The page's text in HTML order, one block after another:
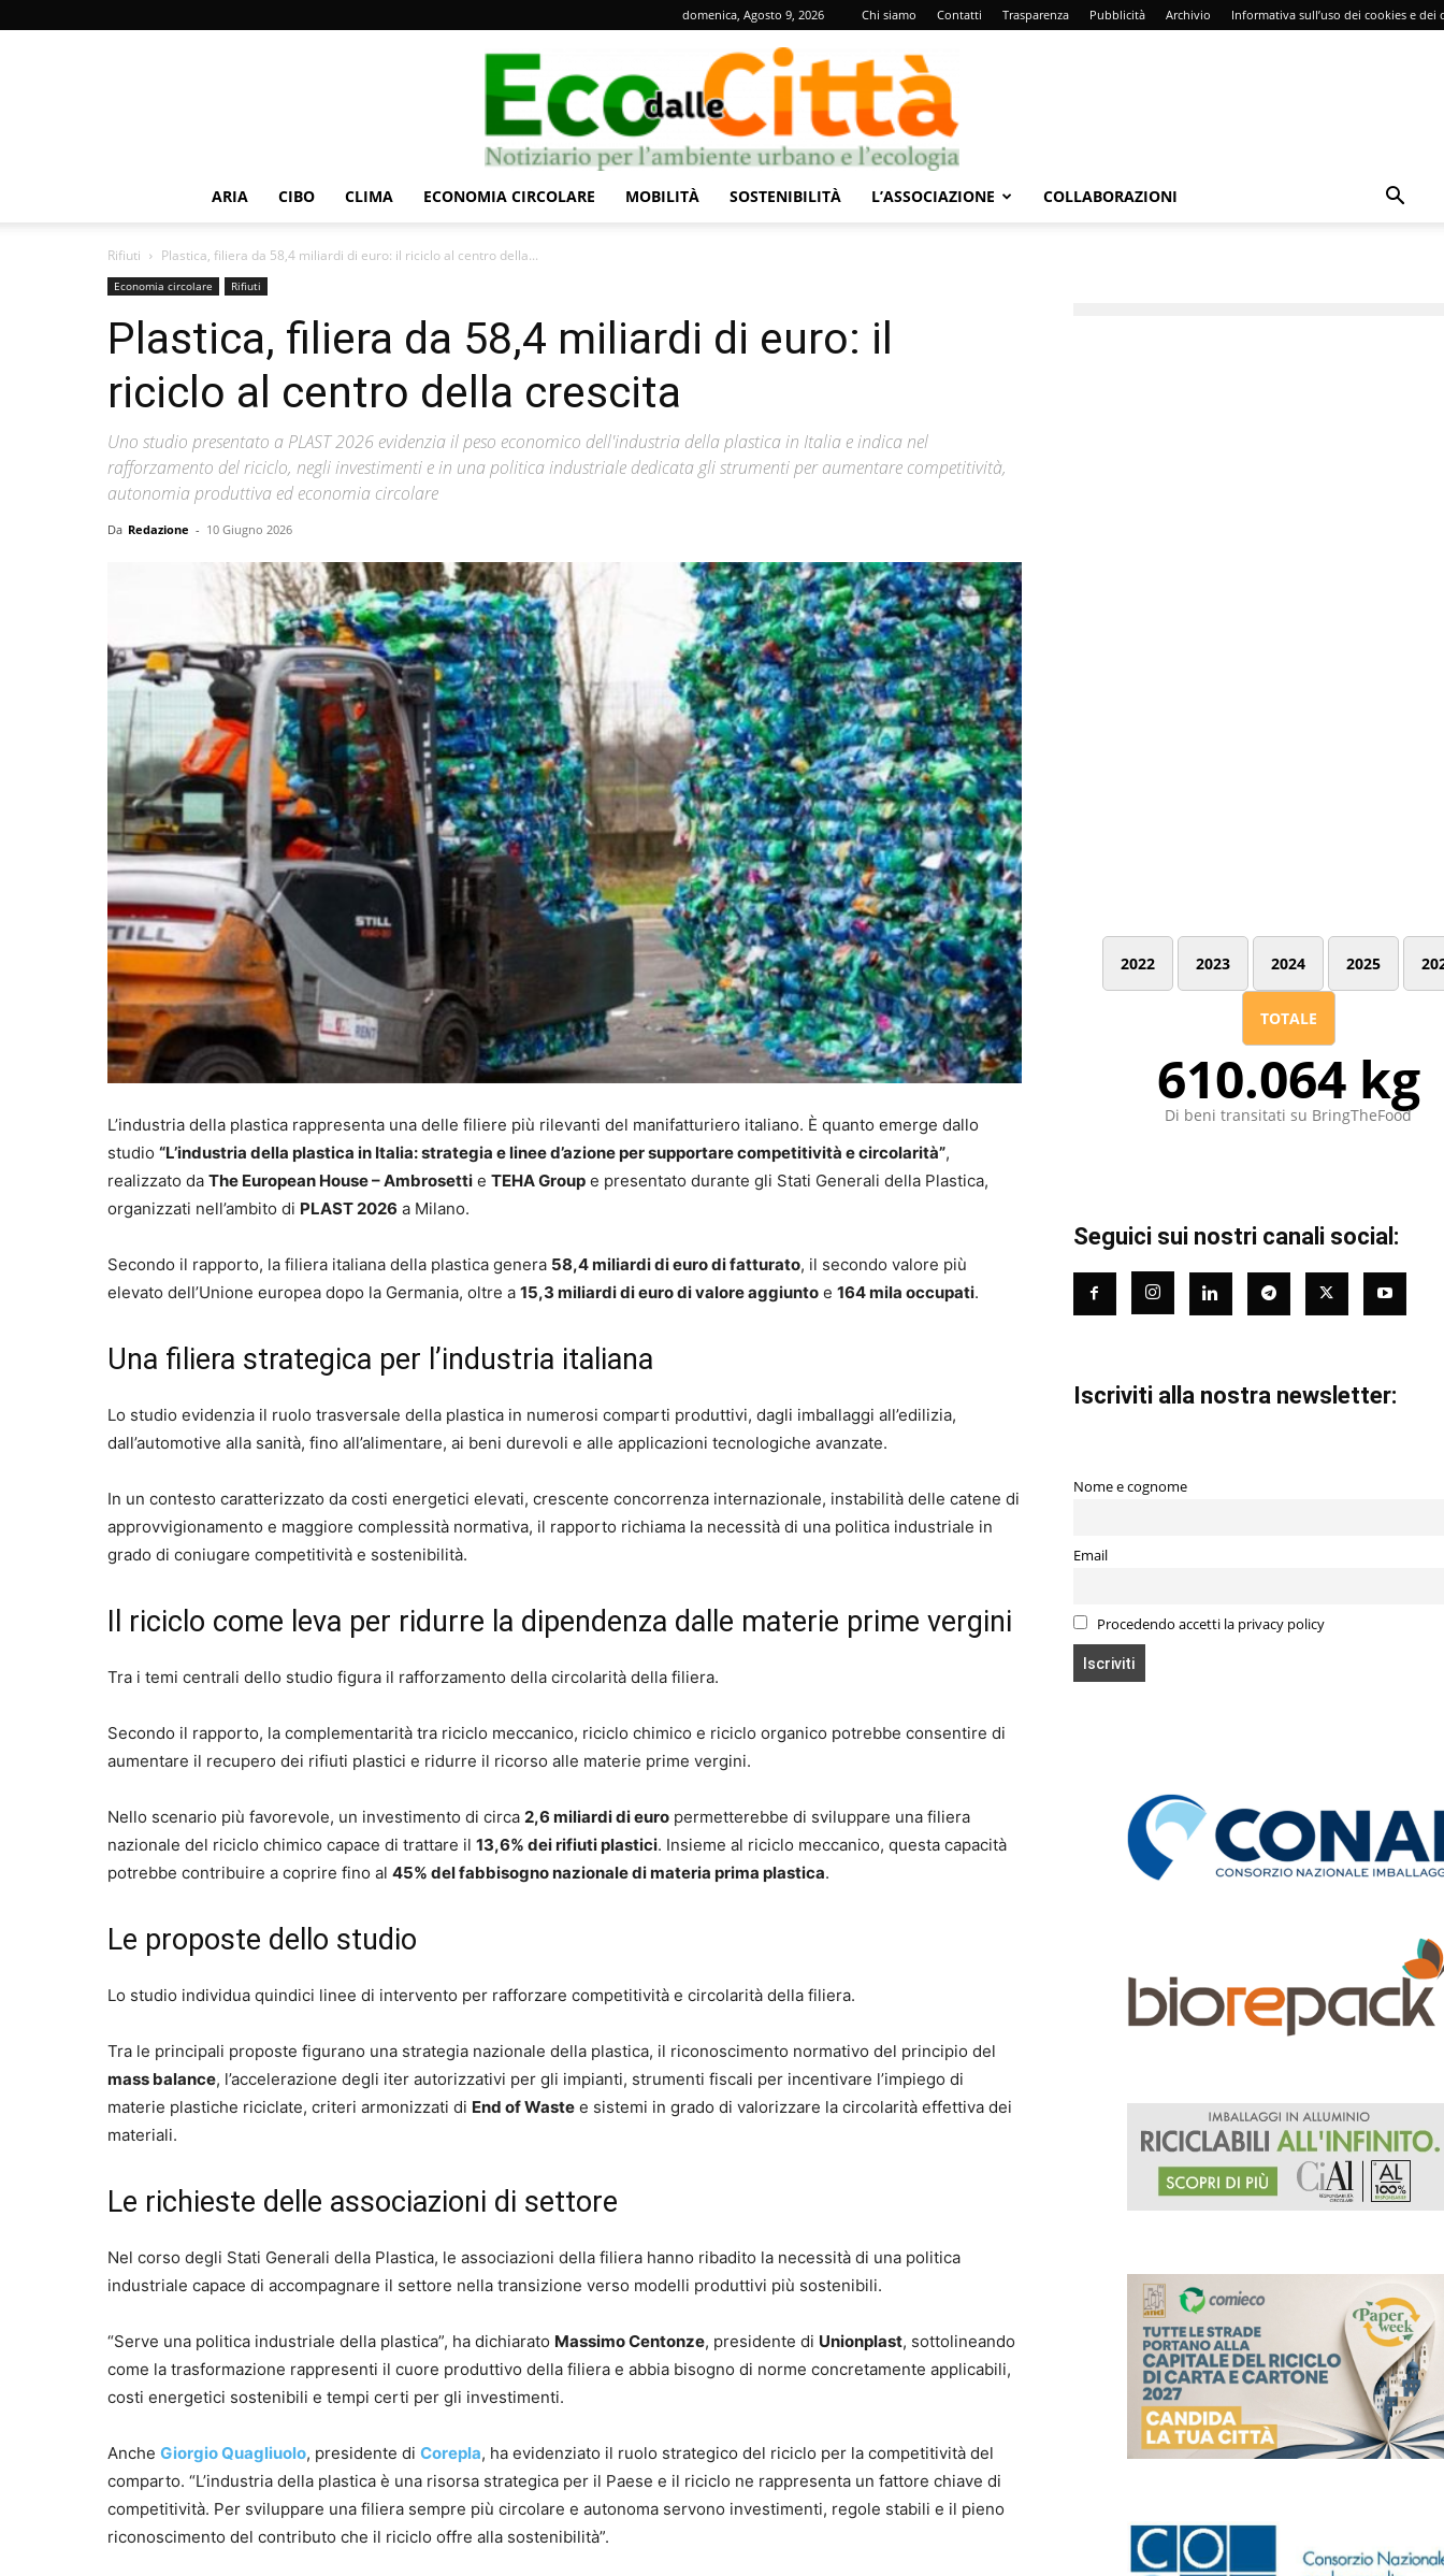
domenica, Agosto 9, 2026 Chi siamo Contatti Trasparenza Pubblicità Archivio Informativa sull’uso dei cookies e dei
ARIA CIBO CLIMA ECONOMIA CIRCOLARE MOBILITÀ SOSTENIBILITÀ L’ASSOCIAZIONE COLLABORAZIONI
Rifiuti Plastica, filiera da 58,4 miliardi di euro: il riciclo al centro della...
Economia circolare Rifiuti
Plastica, filiera da 58,4 miliardi di euro: il
riciclo al centro della crescita
Uno studio presentato a PLAST 2026 evidenzia il peso economico dell'industria della plastica in Italia e indica nel
rafforzamento del riciclo, negli investimenti e in una politica industriale dedicata gli strumenti per aumentare competitività,
autonomia produttiva ed economia circolare
Da Redazione - 10 Giugno 2026
L’industria della plastica rappresenta una delle filiere più rilevanti del manifatturiero italiano. È quanto emerge dallo
studio “L’industria della plastica in Italia: strategia e linee d’azione per supportare competitività e circolarità”,
realizzato da The European House – Ambrosetti e TEHA Group e presentato durante gli Stati Generali della Plastica,
organizzati nell’ambito di PLAST 2026 a Milano.
Secondo il rapporto, la filiera italiana della plastica genera 58,4 miliardi di euro di fatturato, il secondo valore più
elevato dell’Unione europea dopo la Germania, oltre a 15,3 miliardi di euro di valore aggiunto e 164 mila occupati.
Una filiera strategica per l’industria italiana
Lo studio evidenzia il ruolo trasversale della plastica in numerosi comparti produttivi, dagli imballaggi all’edilizia,
dall’automotive alla sanità, fino all’alimentare, ai beni durevoli e alle applicazioni tecnologiche avanzate.
In un contesto caratterizzato da costi energetici elevati, crescente concorrenza internazionale, instabilità delle catene di
approvvigionamento e maggiore complessità normativa, il rapporto richiama la necessità di una politica industriale in
grado di coniugare competitività e sostenibilità.
Il riciclo come leva per ridurre la dipendenza dalle materie prime vergini
Tra i temi centrali dello studio figura il rafforzamento della circolarità della filiera.
Secondo il rapporto, la complementarità tra riciclo meccanico, riciclo chimico e riciclo organico potrebbe consentire di
aumentare il recupero dei rifiuti plastici e ridurre il ricorso alle materie prime vergini.
Nello scenario più favorevole, un investimento di circa 2,6 miliardi di euro permetterebbe di sviluppare una filiera
nazionale del riciclo chimico capace di trattare il 13,6% dei rifiuti plastici. Insieme al riciclo meccanico, questa capacità
potrebbe contribuire a coprire fino al 45% del fabbisogno nazionale di materia prima plastica.
Le proposte dello studio
Lo studio individua quindici linee di intervento per rafforzare competitività e circolarità della filiera.
Tra le principali proposte figurano una strategia nazionale della plastica, il riconoscimento normativo del principio del
mass balance, l’accelerazione degli iter autorizzativi per gli impianti, strumenti fiscali per incentivare l’impiego di
materie plastiche riciclate, criteri armonizzati di End of Waste e sistemi in grado di valorizzare la circolarità effettiva dei
materiali.
Le richieste delle associazioni di settore
Nel corso degli Stati Generali della Plastica, le associazioni della filiera hanno ribadito la necessità di una politica
industriale capace di accompagnare il settore nella transizione verso modelli produttivi più sostenibili.
“Serve una politica industriale della plastica”, ha dichiarato Massimo Centonze, presidente di Unionplast, sottolineando
come la trasformazione rappresenti il cuore produttivo della filiera e abbia bisogno di norme concretamente applicabili,
costi energetici sostenibili e tempi certi per gli investimenti.
Anche Giorgio Quagliuolo, presidente di Corepla, ha evidenziato il ruolo strategico del riciclo per la competitività del
comparto. “L’industria della plastica è una risorsa strategica per il Paese e il riciclo ne rappresenta un fattore chiave di
competitività. Per sviluppare una filiera sempre più circolare e autonoma servono investimenti, regole stabili e il pieno
riconoscimento del contributo che il riciclo offre alla sostenibilità”.
2022 2023 2024 2025
TOTALE
610.064 kg
Di beni transitati su BringTheFood
Seguici sui nostri canali social:
Iscriviti alla nostra newsletter:
Nome e cognome
Email
Procedendo accetti la privacy policy